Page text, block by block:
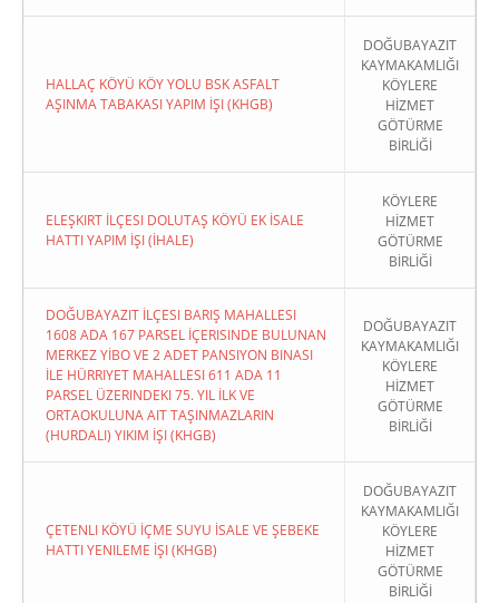
HALLAÇ KÖYÜ KÖY YOLU BSK ASFALT
AŞINMA TABAKASI YAPIM İŞI (KHGB)
DOĞUBAYAZIT
KAYMAKAMLIĞI
KÖYLERE
HİZMET
GÖTÜRME
BİRLİĞİ
ELEŞKIRT İLÇESI DOLUTAŞ KÖYÜ EK İSALE
HATTI YAPIM İŞI (İHALE)
KÖYLERE
HİZMET
GÖTÜRME
BİRLİĞİ
DOĞUBAYAZIT İLÇESI BARIŞ MAHALLESI
1608 ADA 167 PARSEL İÇERISINDE BULUNAN
MERKEZ YİBO VE 2 ADET PANSIYON BINASI
İLE HÜRRIYET MAHALLESI 611 ADA 11
PARSEL ÜZERINDEKI 75. YIL İLK VE
ORTAOKULUNA AIT TAŞINMAZLARIN
(HURDALI) YIKIM İŞI (KHGB)
DOĞUBAYAZIT
KAYMAKAMLIĞI
KÖYLERE
HİZMET
GÖTÜRME
BİRLİĞİ
ÇETENLI KÖYÜ İÇME SUYU İSALE VE ŞEBEKE
HATTI YENILEME İŞI (KHGB)
DOĞUBAYAZIT
KAYMAKAMLIĞI
KÖYLERE
HİZMET
GÖTÜRME
BİRLİĞİ